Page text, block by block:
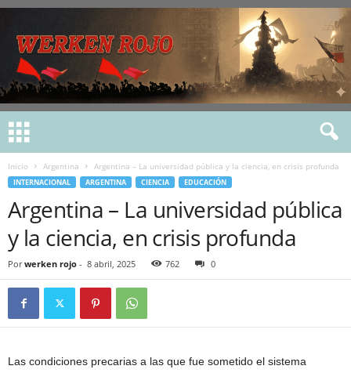
Inicio Argentina Argentina – La universidad pública y la ciencia, en crisis profunda
INTERNACIONAL ARGENTINA CIENCIA EDUCACIÓN
Argentina – La universidad pública
y la ciencia, en crisis profunda
Por werken rojo - 8 abril, 2025 762 0
Las condiciones precarias a las que fue sometido el sistema